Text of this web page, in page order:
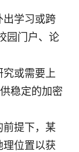
出学习或跨
园门户、论
或需要上
稳定的加密
前提下，某
位置以获